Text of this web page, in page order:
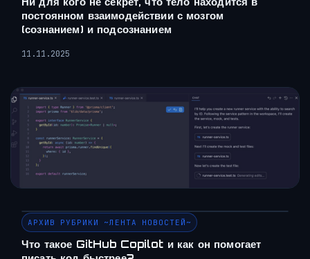
постоянном взаимодействии с мозгом
(сознанием) и подсознанием
11.11.2025
АРХИВ РУБРИКИ ~ЛЕНТА НОВОСТЕЙ~
Что такое GitHub Copilot и как он помогает